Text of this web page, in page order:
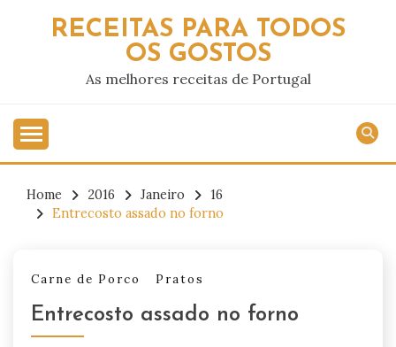
RECEITAS PARA TODOS
OS GOSTOS
As melhores receitas de Portugal
Home 2016 Janeiro
16
Entrecosto assado no forno
Carne de Porco Pratos
Entrecosto assado no forno